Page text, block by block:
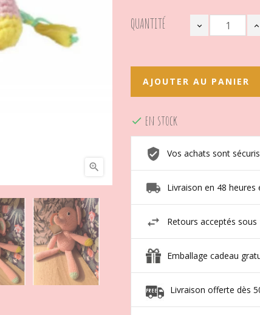

QUANTITÉ
AJOUTER AU PANIER
 en stock
Vos achats sont
Livraison en 48
Retours acceptés sous
Emballage cadeau
Livraison offerte dès